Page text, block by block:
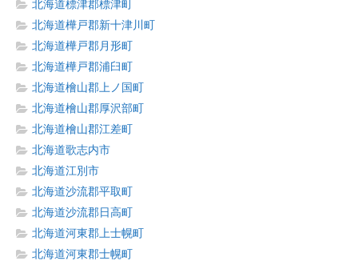
北海道標津郡標津町
北海道樺戸郡新十津川町
北海道樺戸郡月形町
北海道樺戸郡浦臼町
北海道檜山郡上ノ国町
北海道檜山郡厚沢部町
北海道檜山郡江差町
北海道歌志内市
北海道江別市
北海道沙流郡平取町
北海道沙流郡日高町
北海道河東郡上士幌町
北海道河東郡士幌町